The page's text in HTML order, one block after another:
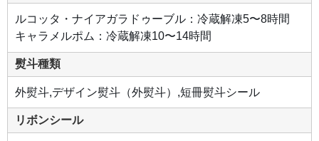
ルコッタ・ナイアガラドゥーブル：冷蔵解凍5〜8時間
キャラメルポム：冷蔵解凍10〜14時間
熨斗種類
外熨斗,デザイン熨斗（外熨斗）,短冊熨斗シール
リボンシール